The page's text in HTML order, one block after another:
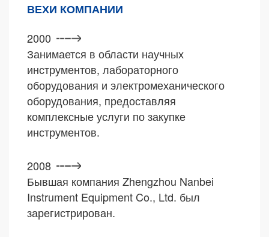
ВЕХИ КОМПАНИИ
2000
Занимается в области научных
инструментов, лабораторного
оборудования и электромеханического
оборудования, предоставляя
комплексные услуги по закупке
инструментов.
2008
Бывшая компания Zhengzhou Nanbei
Instrument Equipment Co., Ltd. был
зарегистрирован.